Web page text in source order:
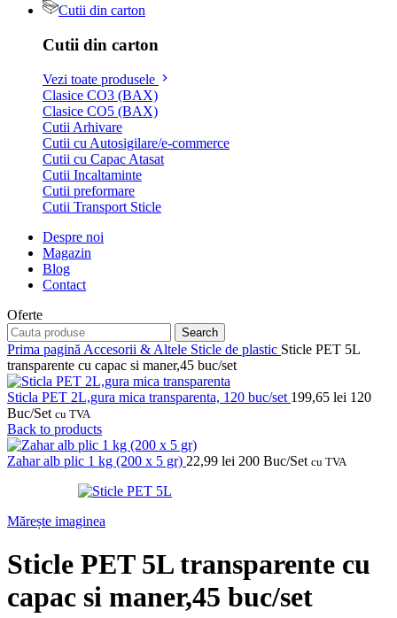
Cutii din carton
Cutii din carton
Vezi toate produsele
Clasice CO3 (BAX)
Clasice CO5 (BAX)
Cutii Arhivare
Cutii cu Autosigilare/e-commerce
Cutii cu Capac Atasat
Cutii Incaltaminte
Cutii preformare
Cutii Transport Sticle
Despre noi
Magazin
Blog
Contact
Oferte
Search
Prima pagină Accesorii & Altele Sticle de plastic Sticle PET 5L
transparente cu capac si maner,45 buc/set
Sticla PET 2L,gura mica transparenta, 120 buc/set 199,65 lei 120
Buc/Set cu TVA
Back to products
Zahar alb plic 1 kg (200 x 5 gr) 22,99 lei 200 Buc/Set cu TVA
Mărește imaginea
Sticle PET 5L transparente cu
capac si maner,45 buc/set